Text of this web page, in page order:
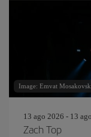
Image: Emvat
13 ago 2026 - 13
Zach Top